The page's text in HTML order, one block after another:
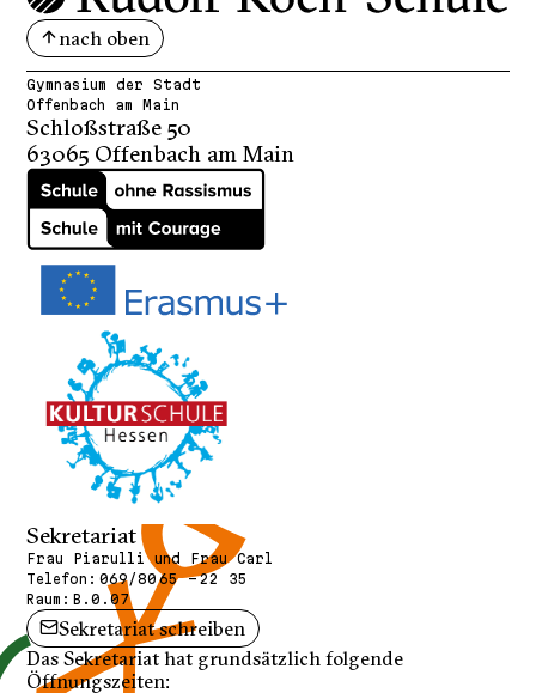
nach oben
Gymnasium der Stadt
Offenbach am Main
Schloßstraße 50
63065 Offenbach am Main
Sekretariat
Frau Piarulli und Frau Carl
Telefon: 069/80 65 - 22 35
Raum: B.0.07
Sekretariat schreiben
Das Sekretariat hat grundsätzlich folgende
Öffnungszeiten: